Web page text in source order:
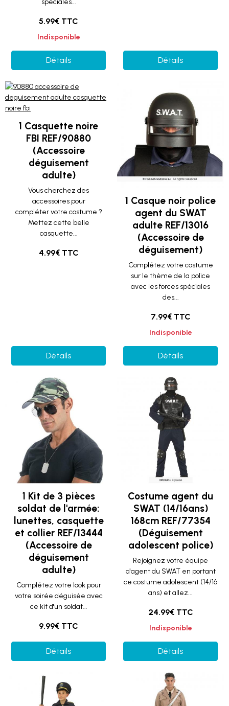
spéciales...
5.99€ TTC
Indisponible
Détails Détails
1 Casquette noire
FBI REF/90880
(Accessoire
déguisement
adulte)
Vous cherchez des
accessoires pour
compléter votre costume ?
Mettez cette belle
casquette...
4.99€ TTC
Détails
1 Casque noir police
agent du SWAT
adulte REF/13016
(Accessoire de
déguisement)
Complétez votre costume
sur le thème de la police
avec les forces spéciales
des...
7.99€ TTC
Indisponible
Détails
1 Kit de 3 pièces
soldat de l'armée:
lunettes, casquette
et collier REF/13444
(Accessoire de
déguisement
adulte)
Complétez votre look pour
votre soirée déguisée avec
ce kit d'un soldat...
9.99€ TTC
Détails
Costume agent du
SWAT (14/16ans)
168cm REF/77354
(Déguisement
adolescent police)
Rejoignez votre équipe
d'agent du SWAT en portant
ce costume adolescent (14/16
ans) et allez...
24.99€ TTC
Indisponible
Détails